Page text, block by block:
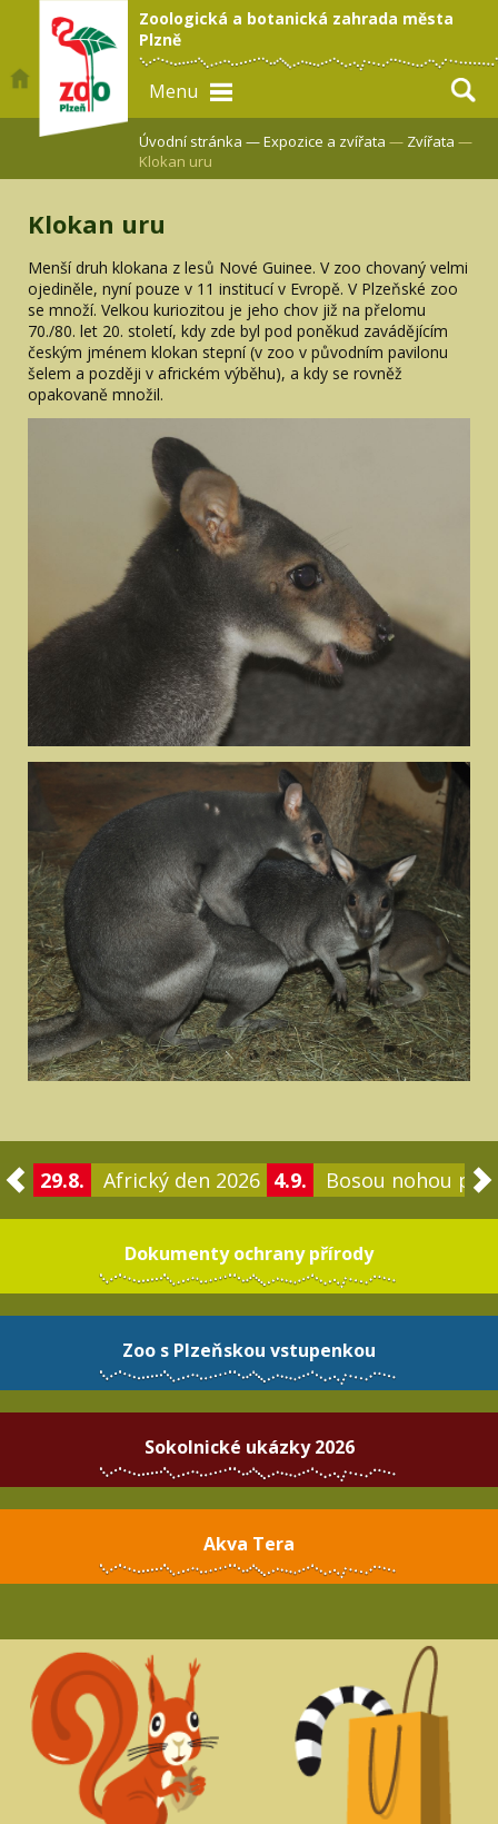
Zoologická a botanická zahrada města
Plzně
Menu
Úvodní stránka —Expozice a zvířata — Zvířata —
Klokan uru
Klokan uru
Menší druh klokana z lesů Nové Guinee. V zoo chovaný velmi
ojediněle, nyní pouze v 11 institucí v Evropě. V Plzeňské zoo
se množí. Velkou kuriozitou je jeho chov již na přelomu
70./80. let 20. století, kdy zde byl pod poněkud zavádějícím
českým jménem klokan stepní (v zoo v původním pavilonu
šelem a později v africkém výběhu), a kdy se rovněž
opakovaně množil.
29.8. Africký den 2026 4.9. Bosou nohou po
Dokumenty ochrany přírody
Zoo s Plzeňskou vstupenkou
Sokolnické ukázky 2026
Akva Tera